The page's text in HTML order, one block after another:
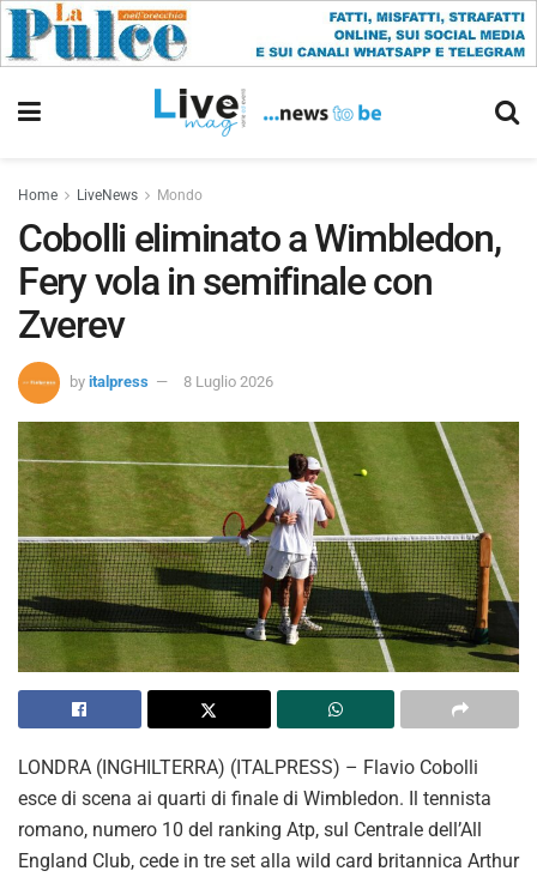
Home LiveNews Mondo
Cobolli eliminato a Wimbledon,
Fery vola in semifinale con
Zverev
by italpress 8 Luglio 2026
LONDRA (INGHILTERRA) (ITALPRESS) – Flavio Cobolli
esce di scena ai quarti di finale di Wimbledon. Il tennista
romano, numero 10 del ranking Atp, sul Centrale dell’All
England Club, cede in tre set alla wild card britannica Arthur